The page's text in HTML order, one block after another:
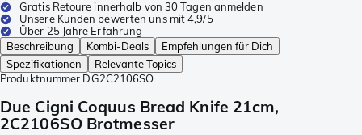
Gratis Retoure innerhalb von 30 Tagen anmelden
Unsere Kunden bewerten uns mit 4,9/5
Über 25 Jahre Erfahrung
Beschreibung
Kombi-Deals
Empfehlungen für Dich
Spezifikationen
Relevante Topics
Produktnummer DG2C2106SO
Due Cigni Coquus Bread Knife 21cm,
2C2106SO Brotmesser